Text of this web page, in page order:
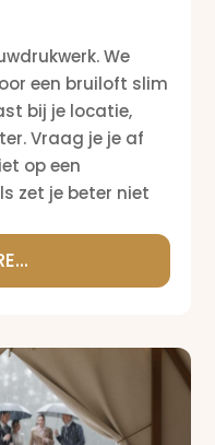
We
een bruiloft slim
bij je locatie,
Vraag je je af
op een
zet je beter niet